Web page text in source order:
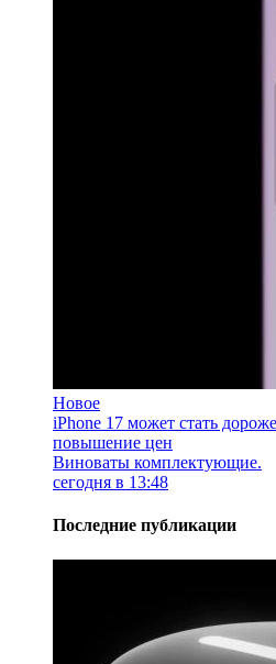
Новое
iPhone 17 может стать
повышение цен
Виноваты комплектующие.
сегодня в 13:48
Последние публикации